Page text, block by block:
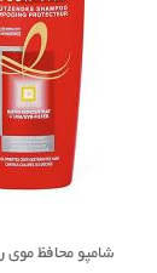
شامپو محافظ